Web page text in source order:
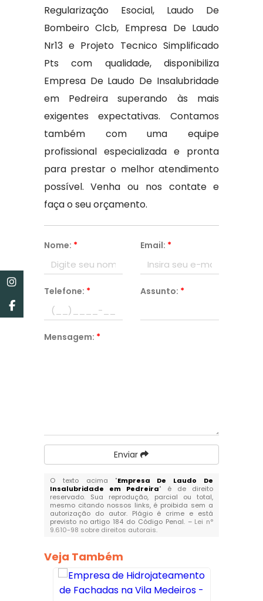
Regularização Esocial, Laudo De
Bombeiro Clcb, Empresa De Laudo
Nr13 e Projeto Tecnico Simplificado
Pts com qualidade, disponibiliza
Empresa De Laudo De Insalubridade
em Pedreira superando às mais
exigentes expectativas. Contamos
também com uma equipe
profissional especializada e pronta
para prestar o melhor atendimento
possível. Venha ou nos contate e
faça o seu orçamento.
Nome: * Email: *
Telefone: * Assunto: *
Mensagem: *
Enviar
O texto acima "Empresa De Laudo De
Insalubridade em Pedreira" é de direito
reservado. Sua reprodução, parcial ou total,
mesmo citando nossos links, é proibida sem a
autorização do autor. Plágio é crime e está
previsto no artigo 184 do Código Penal. – Lei n°
9.610-98 sobre direitos autorais.
Veja Também